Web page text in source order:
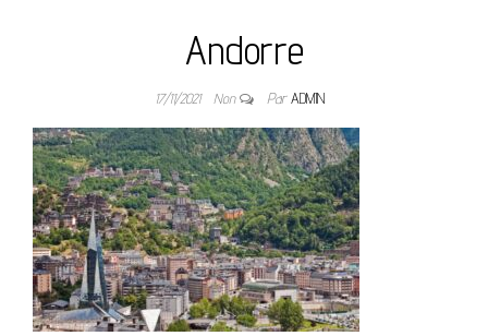
Andorre
17/11/2021 Non ParADMIN